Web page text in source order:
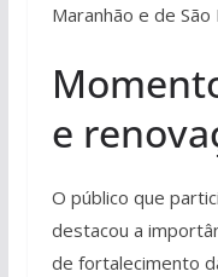
Maranhão e de São
e
O público que
destacou a
de fortalecimento